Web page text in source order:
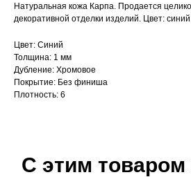
Натуральная кожа Карпа. Продается
декоративной отделки изделий. Цвет: синий
Цвет: Синий
Толщина: 1 мм
Дубление: Хромовое
Покрытие: Без финиша
Плотность: 6
С этим товаром